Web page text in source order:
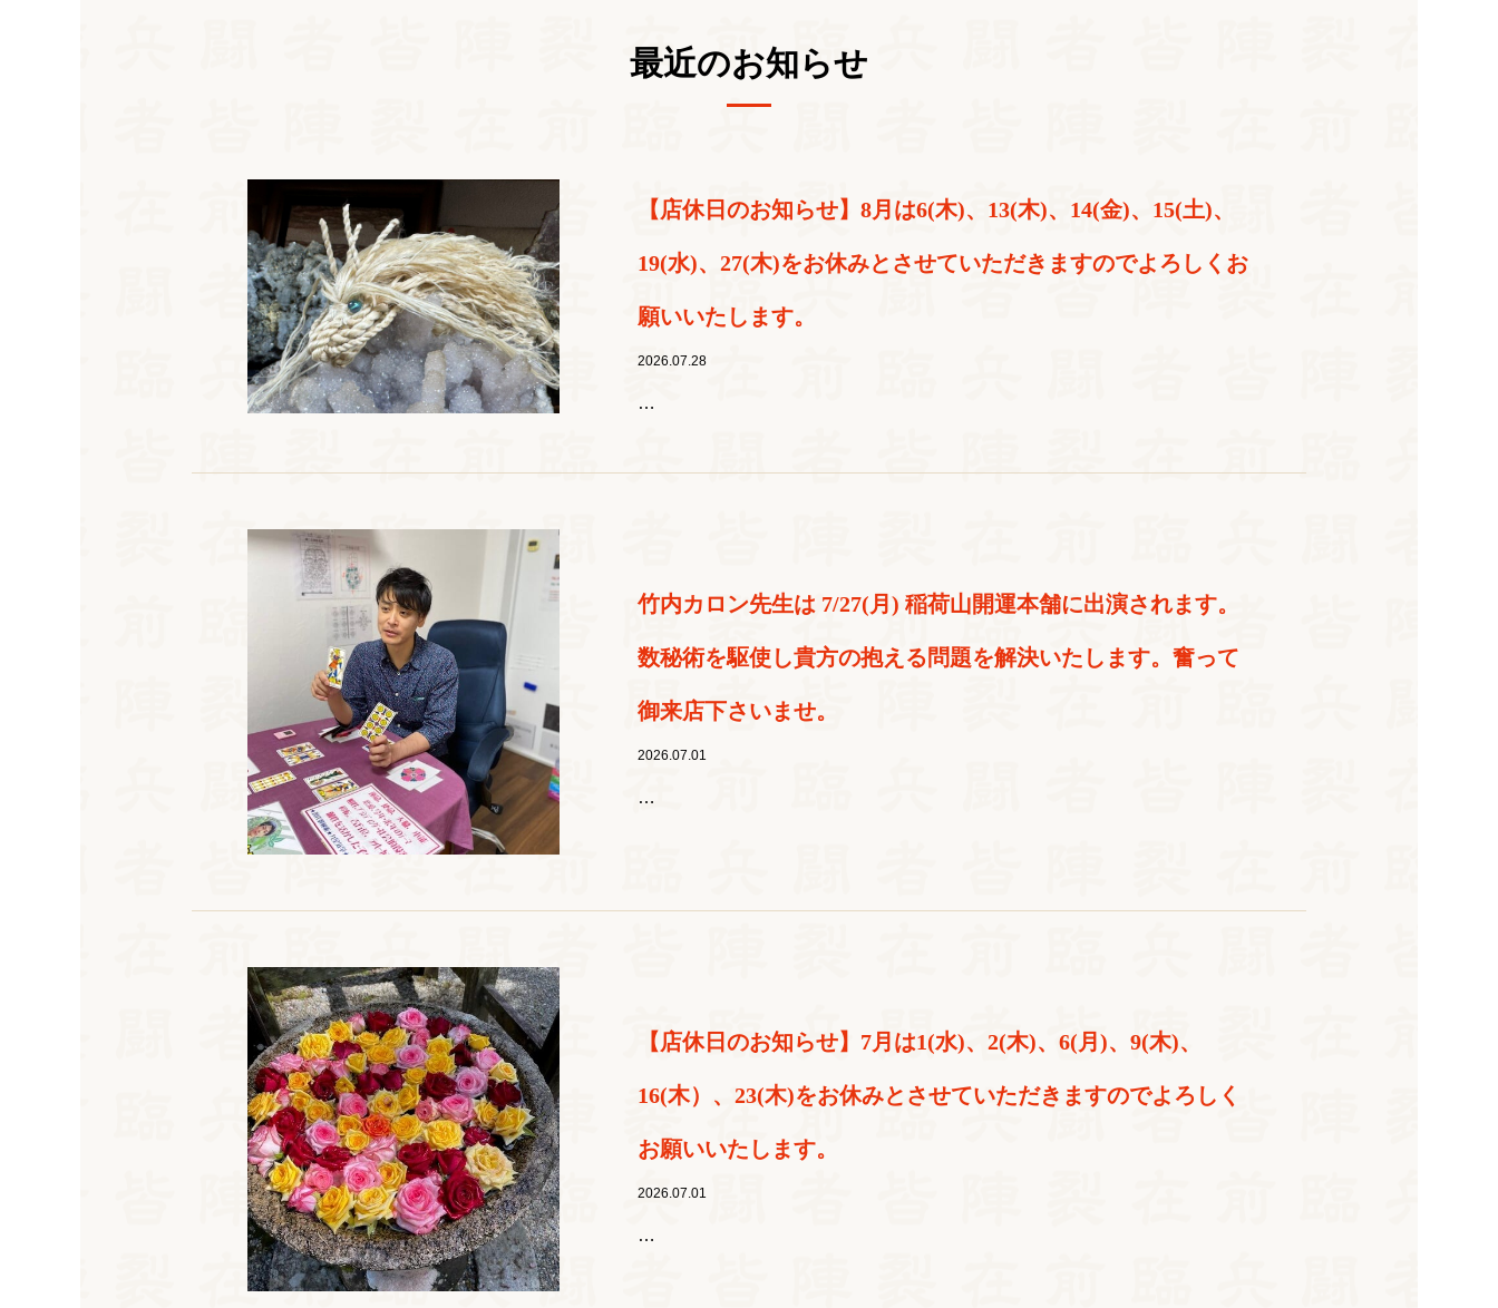
最近のお知らせ
【店休日のお知らせ】8月は6(木)、13(木)、14(金)、15(土)、
19(水)、27(木)をお休みとさせていただきますのでよろしくお
願いいたします。
2026.07.28
…
竹内カロン先生は 7/27(月) 稲荷山開運本舗に出演されます。
数秘術を駆使し貴方の抱える問題を解決いたします。奮って
御来店下さいませ。
2026.07.01
…
【店休日のお知らせ】7月は1(水)、2(木)、6(月)、9(木)、
16(木）、23(木)をお休みとさせていただきますのでよろしく
お願いいたします。
2026.07.01
…